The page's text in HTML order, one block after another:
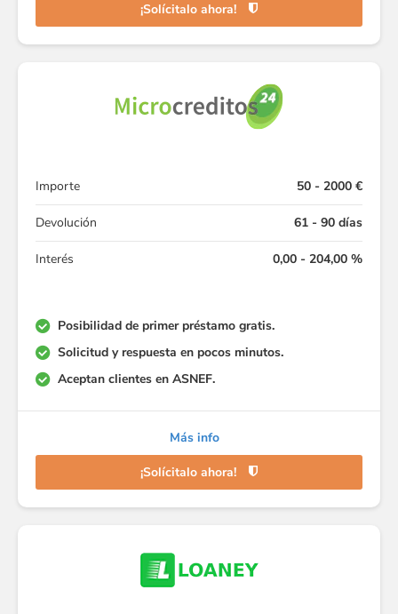
¡Solícitalo ahora!
Importe 50 - 2000 €
Devolución 61 - 90 días
Interés 0,00 - 204,00 %
Posibilidad de primer préstamo gratis.
Solicitud y respuesta en pocos minutos.
Aceptan clientes en ASNEF.
Más info
¡Solícitalo ahora!